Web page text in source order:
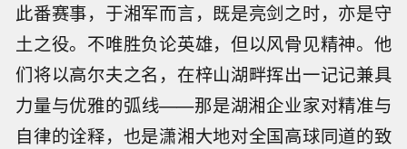
此番赛事，于湘军而言，既是亮剑之时，亦是守
土之役。不唯胜负论英雄，但以风骨见精神。他
们将以高尔夫之名，在梓山湖畔挥出一记记兼具
力量与优雅的弧线——那是湖湘企业家对精准与
自律的诠释，也是潇湘大地对全国高球同道的致